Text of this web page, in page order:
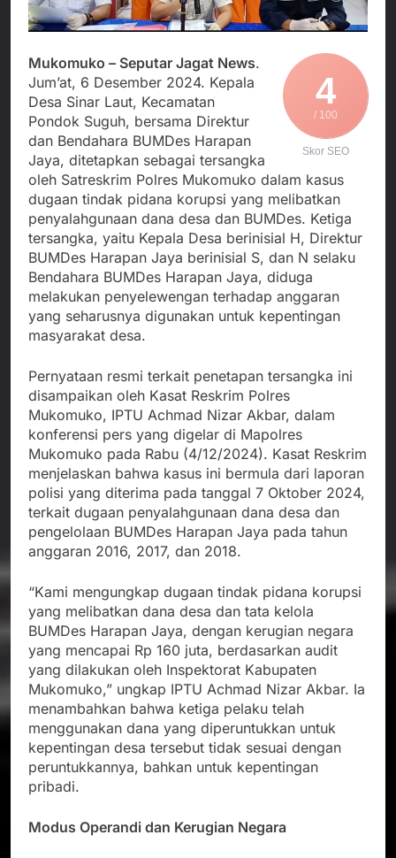
Posko Pusat Tg. Perak
Surabaya
melalui Komite Sekolah,
Disorot karena Dinilai
Bertentangan dengan
Edaran Disdik Jabar
Agustus 4, 2026
Ketua Umum FSP
Bantah Isu Mogok
Nasional TKBM: “Belum
Ada Keputusan Resmi”
Agustus 3, 2026
Menjalin Harmoni di
Tanah Sukaresmi: Kala
Mina Padi, P2L, dan
Gotong Royong
Menggerakkan Ekonomi
Desa
Agustus 3, 2026
Korban Tenggelam di
Perairan Giligenting
Ditemukan, Polisi
Pastikan Penanganan
Berjalan Sesuai
Prosedur
Agustus 3, 2026
4
/ 100
Skor SEO
Mukomuko – Seputar Jagat News.
Jum’at, 6 Desember 2024. Kepala
Desa Sinar Laut, Kecamatan
Pondok Suguh, bersama Direktur
dan Bendahara BUMDes Harapan
Jaya, ditetapkan sebagai tersangka
oleh Satreskrim Polres Mukomuko dalam kasus
dugaan tindak pidana korupsi yang melibatkan
penyalahgunaan dana desa dan BUMDes. Ketiga
tersangka, yaitu Kepala Desa berinisial H, Direktur
BUMDes Harapan Jaya berinisial S, dan N selaku
Bendahara BUMDes Harapan Jaya, diduga
melakukan penyelewengan terhadap anggaran
yang seharusnya digunakan untuk kepentingan
masyarakat desa.
Pernyataan resmi terkait penetapan tersangka ini
disampaikan oleh Kasat Reskrim Polres
Mukomuko, IPTU Achmad Nizar Akbar, dalam
konferensi pers yang digelar di Mapolres
Mukomuko pada Rabu (4/12/2024). Kasat Reskrim
menjelaskan bahwa kasus ini bermula dari laporan
polisi yang diterima pada tanggal 7 Oktober 2024,
terkait dugaan penyalahgunaan dana desa dan
pengelolaan BUMDes Harapan Jaya pada tahun
anggaran 2016, 2017, dan 2018.
“Kami mengungkap dugaan tindak pidana korupsi
yang melibatkan dana desa dan tata kelola
BUMDes Harapan Jaya, dengan kerugian negara
yang mencapai Rp 160 juta, berdasarkan audit
yang dilakukan oleh Inspektorat Kabupaten
Mukomuko,” ungkap IPTU Achmad Nizar Akbar. Ia
menambahkan bahwa ketiga pelaku telah
menggunakan dana yang diperuntukkan untuk
kepentingan desa tersebut tidak sesuai dengan
peruntukkannya, bahkan untuk kepentingan
pribadi.
Modus Operandi dan Kerugian Negara